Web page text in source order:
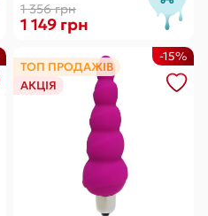
1 356 грн
1 149 грн
ТОП ПРОДАЖІВ
АКЦІЯ
-15%